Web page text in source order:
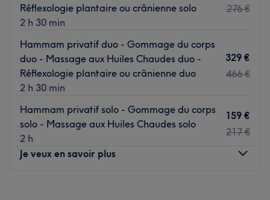
Saveurs d'Eaux, c'est avant tout un moment pour vous,
Accès : métro Saint-Mandé (1 mn à pied)
Réflexologie plantaire ou crânienne solo
2 h 30 min
276 €
Hammam privatif duo - Gommage du corps
duo - Massage aux Huiles Chaudes duo -
Réflexologie plantaire ou crânienne duo
2 h 30 min
329 €
466 €
Hammam privatif solo - Gommage du corps
solo - Massage aux Huiles Chaudes solo
2 h
159 €
217 €
Je veux en savoir plus